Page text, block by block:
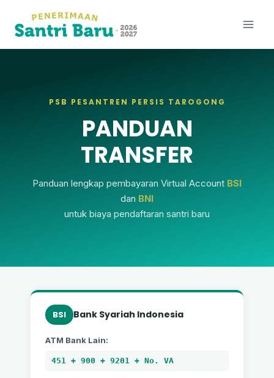
PSB PESANTREN PERSIS TAROGONG
PANDUAN
TRANSFER
Panduan lengkap pembayaran Virtual Account BSI
dan BNI
untuk biaya pendaftaran santri baru
BSI Bank Syariah Indonesia
ATM Bank Lain:
451 + 900 + 9201 + No. VA